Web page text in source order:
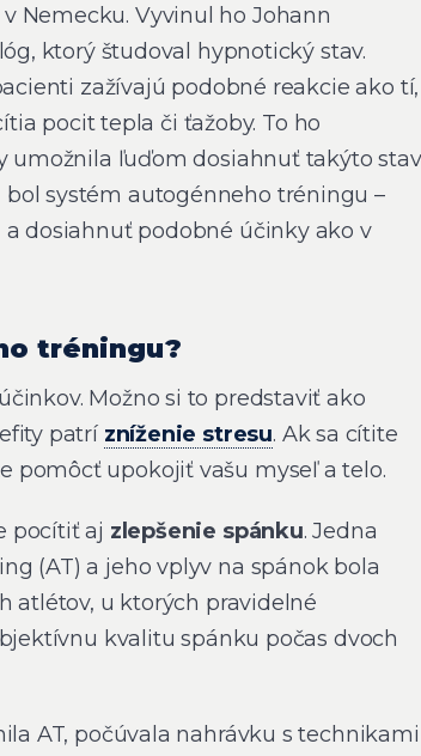
Nemecku. Vyvinul ho Johann
ktorý študoval hypnotický stav.
zažívajú podobné reakcie ako tí,
pocit tepla či ťažoby. To ho
umožnila ľuďom dosiahnuť takýto stav
systém autogénneho tréningu –
dosiahnuť podobné účinky ako v
tréningu?
Možno si to predstaviť ako
patrí zníženie stresu. Ak sa cítite
pomôcť upokojiť vašu myseľ a telo.
pocítiť aj zlepšenie spánku. Jedna
(AT) a jeho vplyv na spánok bola
atlétov, u ktorých pravidelné
kvalitu spánku počas dvoch
AT, počúvala nahrávku s technikami